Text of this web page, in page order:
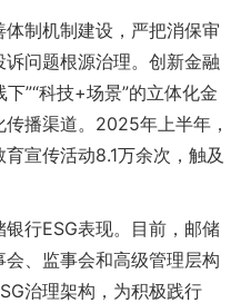
制机制建设，严把消保审
问题根源治理。创新金融
”“科技+场景”的立体化金
播渠道。2025年上半年，
宣传活动8.1万余次，触及
行ESG表现。目前，邮储
、监事会和高级管理层构
治理架构，为积极践行